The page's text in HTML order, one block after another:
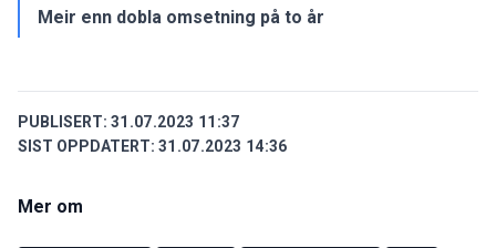
Meir enn dobla omsetning på to år
PUBLISERT: 31.07.2023 11:37
SIST OPPDATERT: 31.07.2023 14:36
Mer om